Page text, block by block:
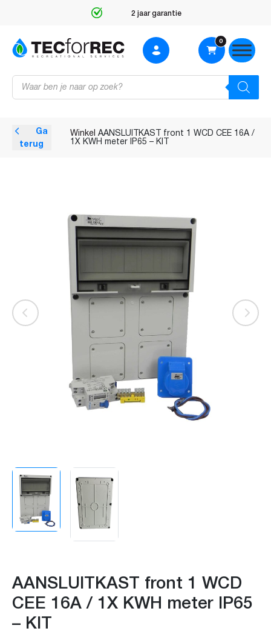
2 jaar garantie
Producten
zoeken
0
terug
Winkel AANSLUITKAST front 1 WCD CEE 16A /
1X KWH meter IP65 – KIT
AANSLUITKAST front 1 WCD
CEE 16A / 1X KWH meter IP65
– KIT